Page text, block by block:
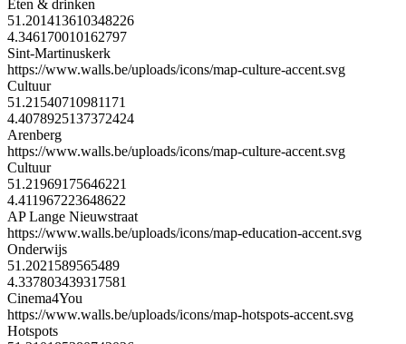
Eten & drinken
51.201413610348226
4.346170010162797
Sint-Martinuskerk
https://www.walls.be/uploads/icons/map-culture-accent.svg
Cultuur
51.21540710981171
4.4078925137372424
Arenberg
https://www.walls.be/uploads/icons/map-culture-accent.svg
Cultuur
51.21969175646221
4.411967223648622
AP Lange Nieuwstraat
https://www.walls.be/uploads/icons/map-education-accent.svg
Onderwijs
51.2021589565489
4.337803439317581
Cinema4You
https://www.walls.be/uploads/icons/map-hotspots-accent.svg
Hotspots